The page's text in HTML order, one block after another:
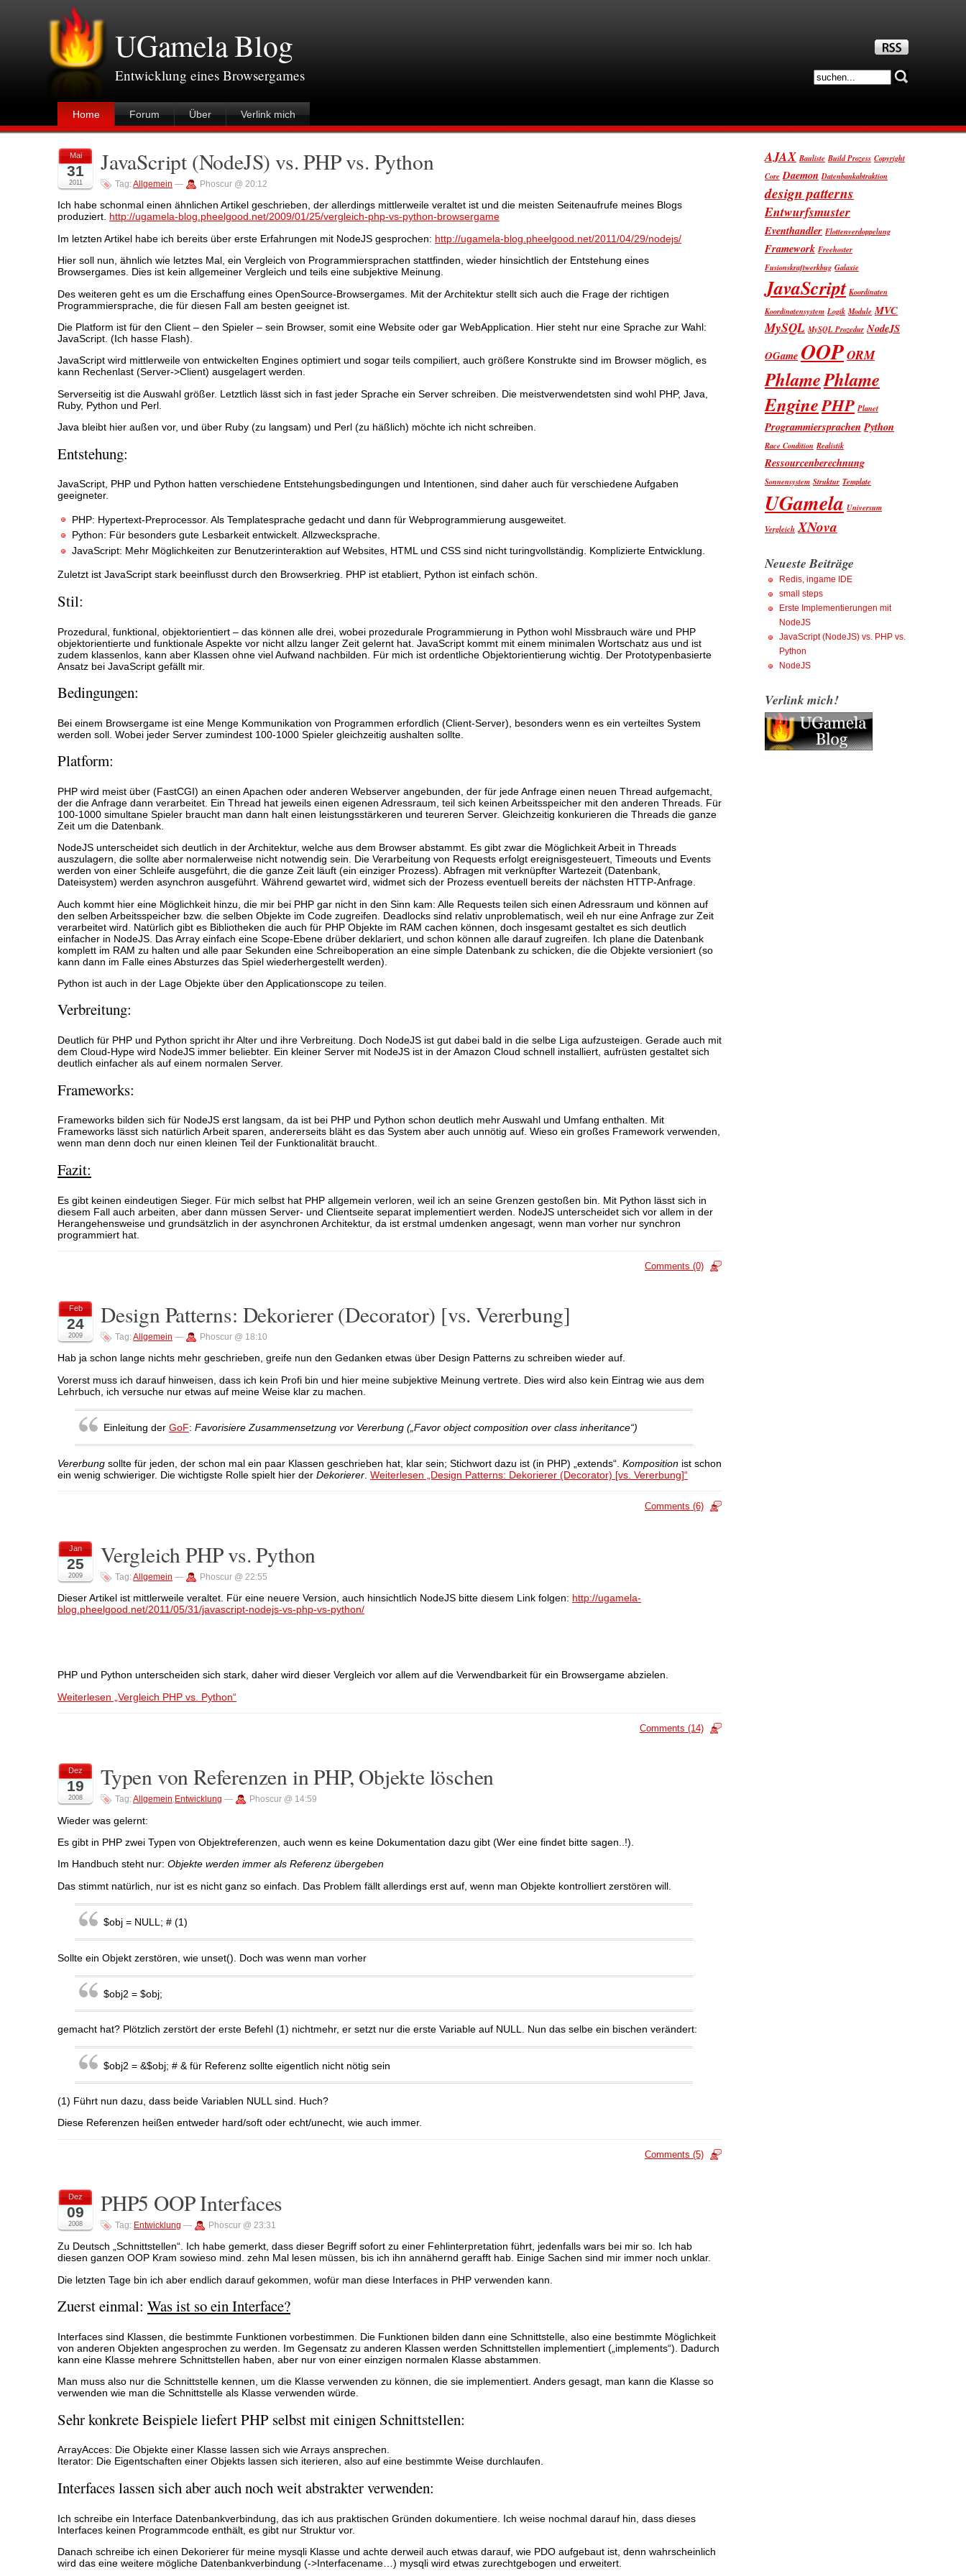
UGamela Blog
Entwicklung eines Browsergames
Home Forum Über Verlink mich
Mai
31
2011
JavaScript (NodeJS) vs. PHP vs. Python
Tag:Allgemein — Phoscur @ 20:12
Ich habe schonmal einen ähnlichen Artikel geschrieben, der allerdings mittlerweile veraltet ist und die meisten Seitenaufrufe meines Blogs
produziert. http://ugamela-blog.pheelgood.net/2009/01/25/vergleich-php-vs-python-browsergame
Im letzten Artikel habe ich bereits über erste Erfahrungen mit NodeJS gesprochen: http://ugamela-blog.pheelgood.net/2011/04/29/nodejs/
Hier soll nun, ähnlich wie letztes Mal, ein Vergleich von Programmiersprachen stattfinden, wieder hinsichtlich der Entstehung eines
Browsergames. Dies ist kein allgemeiner Vergleich und teils eine subjektive Meinung.
Des weiteren geht es um die Erschaffung eines OpenSource-Browsergames. Mit der Architektur stellt sich auch die Frage der richtigen
Programmiersprache, die für diesen Fall am besten geeignet ist.
Die Platform ist für den Client – den Spieler – sein Browser, somit eine Website oder gar WebApplication. Hier steht nur eine Sprache zur Wahl:
JavaScript. (Ich hasse Flash).
JavaScript wird mittlerweile von entwickelten Engines optimiert und sogar teils compiliert, auch größere Konstrukte sind im Browser möglich, es
kann Rechenlast (Server->Client) ausgelagert werden.
Serverseitig ist die Auswahl größer. Letztlich lässt sich in fast jeder Sprache ein Server schreiben. Die meistverwendetsten sind wohl PHP, Java,
Ruby, Python und Perl.
Java bleibt hier außen vor, und über Ruby (zu langsam) und Perl (zu häßlich) möchte ich nicht schreiben.
Entstehung:
JavaScript, PHP und Python hatten verschiedene Entstehungsbedingungen und Intentionen, sind daher auch für verschiedene Aufgaben
geeigneter.
PHP: Hypertext-Preprocessor. Als Templatesprache gedacht und dann für Webprogrammierung ausgeweitet.
Python: Für besonders gute Lesbarkeit entwickelt. Allzwecksprache.
JavaScript: Mehr Möglichkeiten zur Benutzerinteraktion auf Websites, HTML und CSS sind nicht turingvollständig. Komplizierte Entwicklung.
Zuletzt ist JavaScript stark beeinflusst durch den Browserkrieg. PHP ist etabliert, Python ist einfach schön.
Stil:
Prozedural, funktional, objektorientiert – das können alle drei, wobei prozedurale Programmierung in Python wohl Missbrauch wäre und PHP
objektorientierte und funktionale Aspekte vor nicht allzu langer Zeit gelernt hat. JavaScript kommt mit einem minimalen Wortschatz aus und ist
zudem klassenlos, kann aber Klassen ohne viel Aufwand nachbilden. Für mich ist ordentliche Objektorientierung wichtig. Der Prototypenbasierte
Ansatz bei JavaScript gefällt mir.
Bedingungen:
Bei einem Browsergame ist eine Menge Kommunikation von Programmen erfordlich (Client-Server), besonders wenn es ein verteiltes System
werden soll. Wobei jeder Server zumindest 100-1000 Spieler gleichzeitig aushalten sollte.
Platform:
PHP wird meist über (FastCGI) an einen Apachen oder anderen Webserver angebunden, der für jede Anfrage einen neuen Thread aufgemacht,
der die Anfrage dann verarbeitet. Ein Thread hat jeweils einen eigenen Adressraum, teil sich keinen Arbeitsspeicher mit den anderen Threads. Für
100-1000 simultane Spieler braucht man dann halt einen leistungsstärkeren und teureren Server. Gleichzeitig konkurieren die Threads die ganze
Zeit um die Datenbank.
NodeJS unterscheidet sich deutlich in der Architektur, welche aus dem Browser abstammt. Es gibt zwar die Möglichkeit Arbeit in Threads
auszulagern, die sollte aber normalerweise nicht notwendig sein. Die Verarbeitung von Requests erfolgt ereignisgesteuert, Timeouts und Events
werden von einer Schleife ausgeführt, die die ganze Zeit läuft (ein einziger Prozess). Abfragen mit verknüpfter Wartezeit (Datenbank,
Dateisystem) werden asynchron ausgeführt. Während gewartet wird, widmet sich der Prozess eventuell bereits der nächsten HTTP-Anfrage.
Auch kommt hier eine Möglichkeit hinzu, die mir bei PHP gar nicht in den Sinn kam: Alle Requests teilen sich einen Adressraum und können auf
den selben Arbeitsspeicher bzw. die selben Objekte im Code zugreifen. Deadlocks sind relativ unproblematisch, weil eh nur eine Anfrage zur Zeit
verarbeitet wird. Natürlich gibt es Bibliotheken die auch für PHP Objekte im RAM cachen können, doch insgesamt gestaltet es sich deutlich
einfacher in NodeJS. Das Array einfach eine Scope-Ebene drüber deklariert, und schon können alle darauf zugreifen. Ich plane die Datenbank
komplett im RAM zu halten und alle paar Sekunden eine Schreiboperation an eine simple Datenbank zu schicken, die die Objekte versioniert (so
kann dann im Falle eines Absturzes das Spiel wiederhergestellt werden).
Python ist auch in der Lage Objekte über den Applicationscope zu teilen.
Verbreitung:
Deutlich für PHP und Python spricht ihr Alter und ihre Verbreitung. Doch NodeJS ist gut dabei bald in die selbe Liga aufzusteigen. Gerade auch mit
dem Cloud-Hype wird NodeJS immer beliebter. Ein kleiner Server mit NodeJS ist in der Amazon Cloud schnell installiert, aufrüsten gestaltet sich
deutlich einfacher als auf einem normalen Server.
Frameworks:
Frameworks bilden sich für NodeJS erst langsam, da ist bei PHP und Python schon deutlich mehr Auswahl und Umfang enthalten. Mit
Frameworks lässt sich natürlich Arbeit sparen, andererseits bläht es das System aber auch unnötig auf. Wieso ein großes Framework verwenden,
wenn man denn doch nur einen kleinen Teil der Funktionalität braucht.
Fazit:
Es gibt keinen eindeutigen Sieger. Für mich selbst hat PHP allgemein verloren, weil ich an seine Grenzen gestoßen bin. Mit Python lässt sich in
diesem Fall auch arbeiten, aber dann müssen Server- und Clientseite separat implementiert werden. NodeJS unterscheidet sich vor allem in der
Herangehensweise und grundsätzlich in der asynchronen Architektur, da ist erstmal umdenken angesagt, wenn man vorher nur synchron
programmiert hat.
Comments (0)
Feb
24
2009
Design Patterns: Dekorierer (Decorator) [vs. Vererbung]
Tag:Allgemein — Phoscur @ 18:10
Hab ja schon lange nichts mehr geschrieben, greife nun den Gedanken etwas über Design Patterns zu schreiben wieder auf.
Vorerst muss ich darauf hinweisen, dass ich kein Profi bin und hier meine subjektive Meinung vertrete. Dies wird also kein Eintrag wie aus dem
Lehrbuch, ich versuche nur etwas auf meine Weise klar zu machen.
Einleitung der GoF: Favorisiere Zusammensetzung vor Vererbung („Favor object composition over class inheritance“)
Vererbung sollte für jeden, der schon mal ein paar Klassen geschrieben hat, klar sein; Stichwort dazu ist (in PHP) „extends“. Komposition ist schon
ein wenig schwieriger. Die wichtigste Rolle spielt hier der Dekorierer Weiterlesen „Design Patterns: Dekorierer (Decorator) [vs. Vererbung]“
Comments (6)
Jan
25
2009
Vergleich PHP vs. Python
Tag:Allgemein — Phoscur @ 22:55
Dieser Artikel ist mittlerweile veraltet. Für eine neuere Version, auch hinsichtlich NodeJS bitte diesem Link folgen: http://ugamela-
blog.pheelgood.net/2011/05/31/javascript-nodejs-vs-php-vs-python/
PHP und Python unterscheiden sich stark, daher wird dieser Vergleich vor allem auf die Verwendbarkeit für ein Browsergame abzielen.
Weiterlesen „Vergleich PHP vs. Python“
Comments (14)
Dez
19
2008
Typen von Referenzen in PHP, Objekte löschen
Tag:Allgemein,Entwicklung — Phoscur @ 14:59
Wieder was gelernt:
Es gibt in PHP zwei Typen von Objektreferenzen, auch wenn es keine Dokumentation dazu gibt (Wer eine findet bitte sagen..!).
Im Handbuch steht nur: Objekte werden immer als Referenz übergeben
Das stimmt natürlich, nur ist es nicht ganz so einfach. Das Problem fällt allerdings erst auf, wenn man Objekte kontrolliert zerstören will.
$obj = NULL; # (1)
Sollte ein Objekt zerstören, wie unset(). Doch was wenn man vorher
$obj2 = $obj;
gemacht hat? Plötzlich zerstört der erste Befehl (1) nichtmehr, er setzt nur die erste Variable auf NULL. Nun das selbe ein bischen verändert:
$obj2 = &$obj; # & für Referenz sollte eigentlich nicht nötig sein
(1) Führt nun dazu, dass beide Variablen NULL sind. Huch?
Diese Referenzen heißen entweder hard/soft oder echt/unecht, wie auch immer.
Comments (5)
Dez
09
2008
PHP5 OOP Interfaces
Tag: Entwicklung — Phoscur @ 23:31
Zu Deutsch „Schnittstellen“. Ich habe gemerkt, dass dieser Begriff sofort zu einer Fehlinterpretation führt, jedenfalls wars bei mir so. Ich hab
diesen ganzen OOP Kram sowieso mind. zehn Mal lesen müssen, bis ich ihn annähernd gerafft hab. Einige Sachen sind mir immer noch unklar.
Die letzten Tage bin ich aber endlich darauf gekommen, wofür man diese Interfaces in PHP verwenden kann.
Zuerst einmal: Was ist so ein Interface?
Interfaces sind Klassen, die bestimmte Funktionen vorbestimmen. Die Funktionen bilden dann eine Schnittstelle, also eine bestimmte Möglichkeit
von anderen Objekten angesprochen zu werden. Im Gegensatz zu anderen Klassen werden Schnittstellen implementiert („implements“). Dadurch
kann eine Klasse mehrere Schnittstellen haben, aber nur von einer einzigen normalen Klasse abstammen.
Man muss also nur die Schnittstelle kennen, um die Klasse verwenden zu können, die sie implementiert. Anders gesagt, man kann die Klasse so
verwenden wie man die Schnittstelle als Klasse verwenden würde.
Sehr konkrete Beispiele liefert PHP selbst mit einigen Schnittstellen:
ArrayAcces: Die Objekte einer Klasse lassen sich wie Arrays ansprechen.
Iterator: Die Eigentschaften einer Objekts lassen sich iterieren, also auf eine bestimmte Weise durchlaufen.
Interfaces lassen sich aber auch noch weit abstrakter verwenden:
Ich schreibe ein Interface Datenbankverbindung, das ich aus praktischen Gründen dokumentiere. Ich weise nochmal darauf hin, dass dieses
Interfaces keinen Programmcode enthält, es gibt nur Struktur vor.
Danach schreibe ich einen Dekorierer für meine mysqli Klasse und achte derweil auch etwas darauf, wie PDO aufgebaut ist, denn wahrscheinlich
wird das eine weitere mögliche Datenbankverbindung (->Interfacename…) mysqli wird etwas zurechtgebogen und erweitert.
AJAX Bauliste Build Prozess Copyright
Core Daemon Datenbankabtraktion
design patterns
Entwurfsmuster
Eventhandler Flottenverdoppelung
Framework Freehoster
Fusionskraftwerkbug Galaxie
JavaScript Koordinaten
Koordinatensystem Logik Module MVC
MySQL MySQL Prozedur NodeJS
OGameOOPORM
PhlamePhlame
EnginePHP Planet
Programmiersprachen Python
Race Condition Realistik
Ressourcenberechnung
Sonnensystem Struktur Template
UGamela Universum
Vergleich XNova
Neueste Beiträge
Redis, ingame IDE
small steps
Erste Implementierungen mit
NodeJS
JavaScript (NodeJS) vs. PHP vs.
Python
NodeJS
Verlink mich!